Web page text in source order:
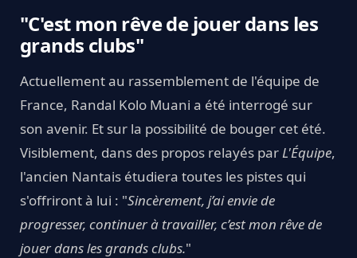
"C'est mon rêve de jouer dans les
grands clubs"
Actuellement au rassemblement de l'équipe de
France, Randal Kolo Muani a été interrogé sur
son avenir. Et sur la possibilité de bouger cet été.
Visiblement, dans des propos relayés parL'Équipe,
l'ancien Nantais étudiera toutes les pistes qui
s'offriront à lui : "Sincèrement, j’ai envie de
progresser, continuer à travailler, c’est mon rêve de
jouer dans les grands clubs."